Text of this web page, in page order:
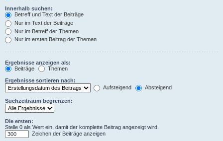
Innerhalb suchen:
Betreff und Text der Beiträge
Nur im Text der Beiträge
Nur im Betreff der Themen
Nur im ersten Beitrag der Themen
Ergebnisse anzeigen als:
Beiträge
Themen
Ergebnisse sortieren nach:
Aufsteigend
Absteigend
Suchzeitraum begrenzen:
Die ersten:
Stelle 0 als Wert ein, damit der komplette Beitrag angezeigt wird.
Zeichen der Beiträge anzeigen